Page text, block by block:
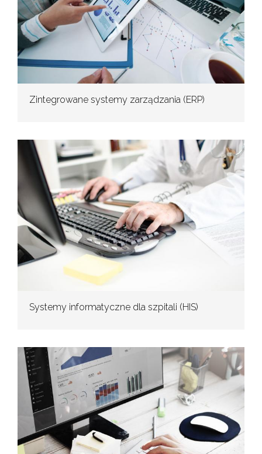
Zintegrowane systemy zarządzania (ERP)
Systemy informatyczne dla szpitali (HIS)